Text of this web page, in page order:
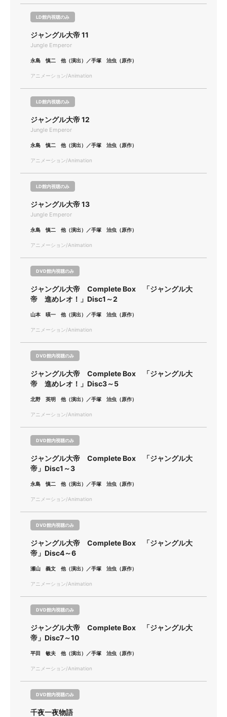
LD館内視聴のみ
ジャングル大帝 11
Jungle Emperor
永島 慎二 他（演出）／手塚 治虫（原作）
アニメーション/Animation
LD館内視聴のみ
ジャングル大帝 12
Jungle Emperor
永島 慎二 他（演出）／手塚 治虫（原作）
アニメーション/Animation
LD館内視聴のみ
ジャングル大帝 13
Jungle Emperor
永島 慎二 他（演出）／手塚 治虫（原作）
アニメーション/Animation
DVD館内視聴のみ
ジャングル大帝 Complete Box 「ジャングル大
帝 進めレオ！」Disc1～2
山本 暎一 他（演出）／手塚 治虫（原作）
アニメーション/Animation
DVD館内視聴のみ
ジャングル大帝 Complete Box 「ジャングル大
帝 進めレオ！」Disc3～5
北野 英明 他（演出）／手塚 治虫（原作）
アニメーション/Animation
DVD館内視聴のみ
ジャングル大帝 Complete Box 「ジャングル大
帝」Disc1～3
永島 慎二 他（演出）／手塚 治虫（原作）
アニメーション/Animation
DVD館内視聴のみ
ジャングル大帝 Complete Box 「ジャングル大
帝」Disc4～6
瀬山 義文 他（演出）／手塚 治虫（原作）
アニメーション/Animation
DVD館内視聴のみ
ジャングル大帝 Complete Box 「ジャングル大
帝」Disc7～10
平田 敏夫 他（演出）／手塚 治虫（原作）
アニメーション/Animation
DVD館内視聴のみ
千夜一夜物語